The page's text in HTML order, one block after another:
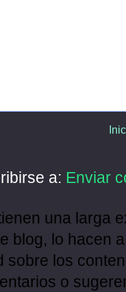
a: Enviar
una larga
blog, lo hacen
sobre los
o